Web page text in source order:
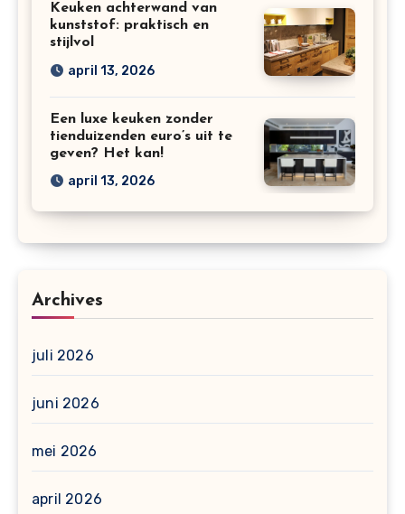
Keuken achterwand van
kunststof: praktisch en
stijlvol
april 13, 2026
Een luxe keuken zonder
tienduizenden euro’s uit te
geven? Het kan!
april 13, 2026
Archives
juli 2026
juni 2026
mei 2026
april 2026